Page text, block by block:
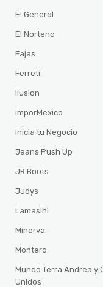
El General
El Norteno
Fajas
Ferreti
Ilusion
ImporMexico
Inicia tu Negocio
Jeans Push Up
JR Boots
Judys
Lamasini
Minerva
Montero
Mundo Terra Andrea y
Unidos